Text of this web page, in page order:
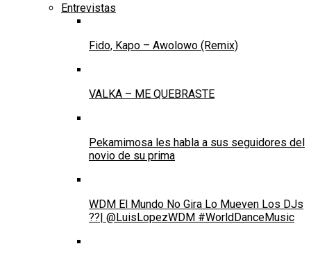
Entrevistas
Fido, Kapo – Awolowo (Remix)
VALKA – ME QUEBRASTE
Pekamimosa les habla a sus seguidores del
novio de su prima
WDM El Mundo No Gira Lo Mueven Los DJs
??| @LuisLopezWDM #WorldDanceMusic